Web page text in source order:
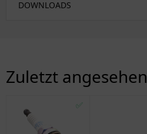
DOWNLOADS
Zuletzt angesehen
✅